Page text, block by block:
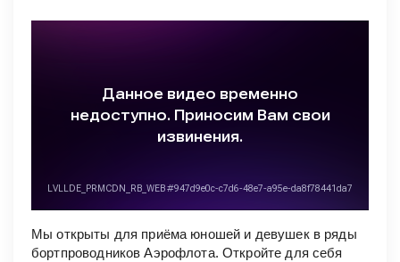
Мы открыты для приёма юношей и девушек в ряды
бортпроводников Аэрофлота. Откройте для себя